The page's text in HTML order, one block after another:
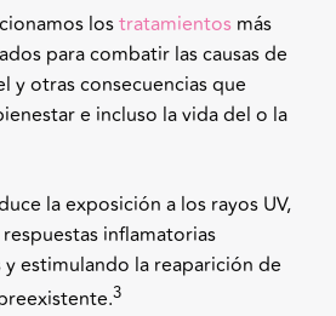
lostratamientos más
para combatir las causas de
y otras consecuencias que
e incluso la vida del o la
la exposición a los rayos UV,
inflamatorias
estimulando la reaparición de
3